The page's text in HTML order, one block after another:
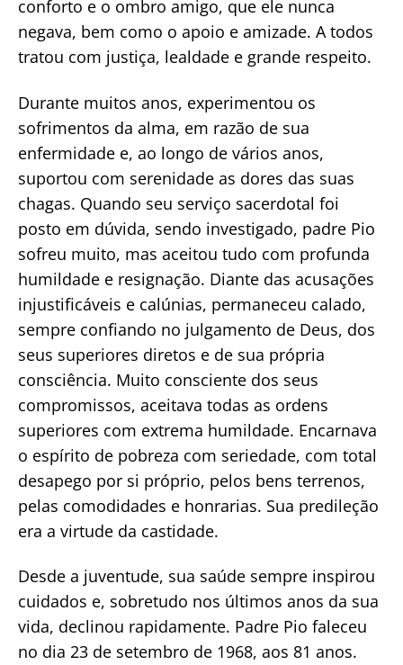
conforto e o ombro amigo, que ele nunca
negava, bem como o apoio e amizade. A todos
tratou com justiça, lealdade e grande respeito.
Durante muitos anos, experimentou os
sofrimentos da alma, em razão de sua
enfermidade e, ao longo de vários anos,
suportou com serenidade as dores das suas
chagas. Quando seu serviço sacerdotal foi
posto em dúvida, sendo investigado, padre Pio
sofreu muito, mas aceitou tudo com profunda
humildade e resignação. Diante das acusações
injustificáveis e calúnias, permaneceu calado,
sempre confiando no julgamento de Deus, dos
seus superiores diretos e de sua própria
consciência. Muito consciente dos seus
compromissos, aceitava todas as ordens
superiores com extrema humildade. Encarnava
o espírito de pobreza com seriedade, com total
desapego por si próprio, pelos bens terrenos,
pelas comodidades e honrarias. Sua predileção
era a virtude da castidade.
Desde a juventude, sua saúde sempre inspirou
cuidados e, sobretudo nos últimos anos da sua
vida, declinou rapidamente. Padre Pio faleceu
no dia 23 de setembro de 1968, aos 81 anos.